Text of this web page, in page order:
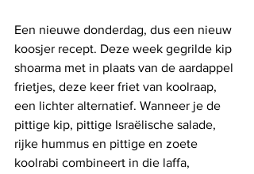
Een nieuwe donderdag, dus een nieuw
koosjer recept. Deze week gegrilde kip
shoarma met in plaats van de aardappel
frietjes, deze keer friet van koolraap,
een lichter alternatief. Wanneer je de
pittige kip, pittige Israëlische salade,
rijke hummus en pittige en zoete
koolrabi combineert in die laffa,